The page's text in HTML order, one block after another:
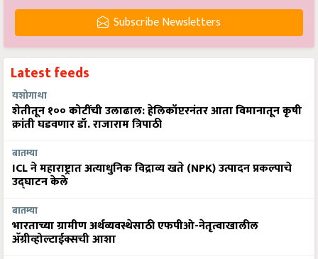
Subscribe Newsletters
Latest feeds
यशोगाथा
शेतीतून १०० कोटींची उलाढाल: हेलिकॉप्टरनंतर आता विमानातून कृषी
क्रांती घडवणार डॉ. राजाराम त्रिपाठी
बातम्या
ICL ने महाराष्ट्रात अत्याधुनिक विद्राव्य खते (NPK) उत्पादन प्रकल्पाचे
उद्घाटन केले
बातम्या
भारताच्या ग्रामीण अर्थव्यवस्थेसाठी एफपीओ-नेतृत्वाखालील
अ‍ॅग्रीव्होल्टाईक्सची आशा